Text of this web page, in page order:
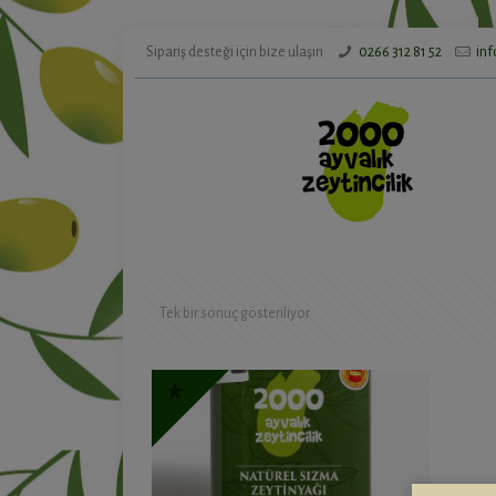
Sipariş desteği için bize ulaşın 0266 312 81 52
Tek bir sonuç gösteriliyor